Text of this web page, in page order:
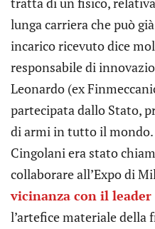
lunga carriera che può
incarico ricevuto dice
responsabile di
Leonardo (ex
partecipata dallo Stato,
di armi in tutto il
Cingolani era stato
collaborare all’Expo di
vicinanza con il
l’artefice materiale